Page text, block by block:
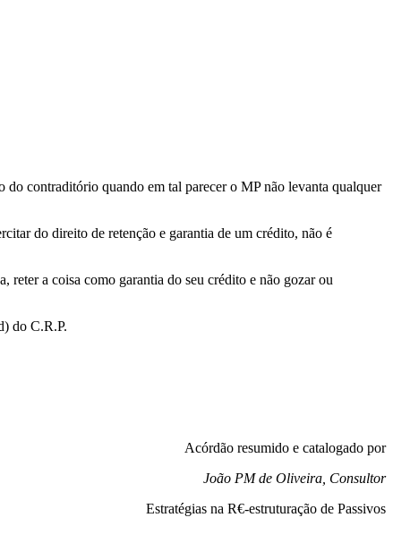
contraditório quando em tal parecer o MP não levanta qualquer
do direito de retenção e garantia de um crédito, não é
reter a coisa como garantia do seu crédito e não gozar ou
do C.R.P.
Acórdão resumido e catalogado por
João PM de Oliveira, Consultor
Estratégias na R€-estruturação de Passivos